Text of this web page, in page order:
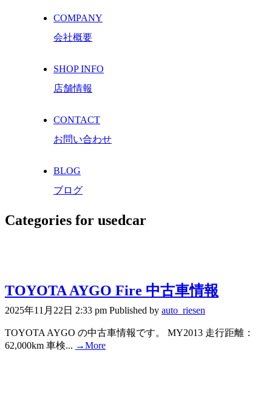
COMPANY
会社概要
SHOP INFO
店舗情報
CONTACT
お問い合わせ
BLOG
ブログ
Categories for usedcar
TOYOTA AYGO Fire 中古車情報
2025年11月22日 2:33 pm Published by auto_riesen
TOYOTA AYGO の中古車情報です。 MY2013 走行距離：
62,000km 車検... →More